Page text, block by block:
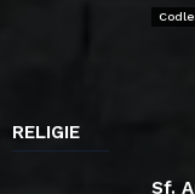
RELIGIE
Sf.